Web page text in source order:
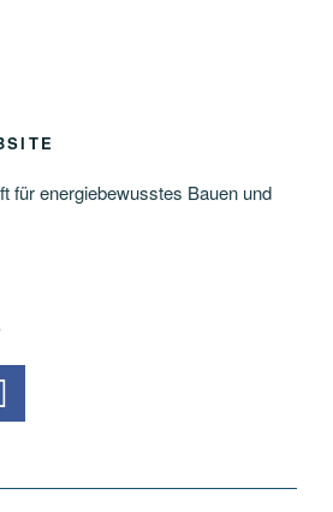
für energiebewusstes Bauen und